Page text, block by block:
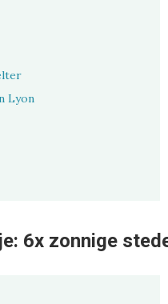
Lyon
6x zonnige